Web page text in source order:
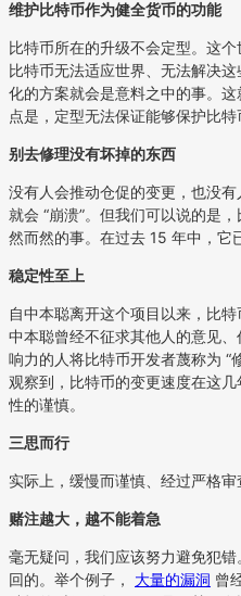
维护比特币作为健全货币的功能
比特币所在的升级不会定型。这
比特币无法适应世界、无法解决
化的方案就会是意料之中的事。
点是，定型无法保证能够保护比特
别去修理没有坏掉的东西
没有人会推动仓促的变更，也没
就会 “崩溃”。但我们可以说的是
然而然的事。在过去 15 年中，它
稳定性至上
自中本聪离开这个项目以来，比特
中本聪曾经不征求其他人的意见
响力的人将比特币开发者蔑称为 “
观察到，比特币的变更速度在这
性的谨慎。
三思而行
实际上，缓慢而谨慎、经过严格审
赌注越大，越不能着急
毫无疑问，我们应该努力避免犯
回的。举个例子， 大量的漏洞 曾